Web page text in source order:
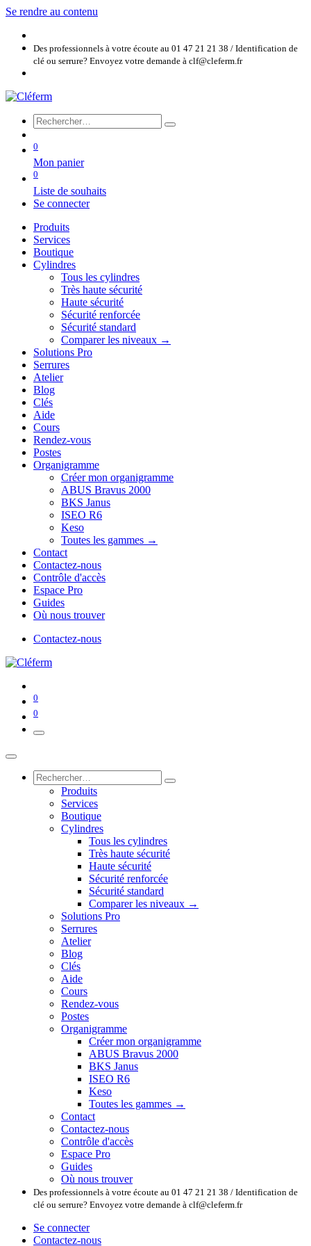
Se rendre au contenu
Des professionnels à votre écoute au 01 47 21 21 38 / Identification de
clé ou serrure? Envoyez votre demande à clf@cleferm.fr
0
Mon panier
0
Liste de souhaits
Se connecter
Produits
Services
Boutique
Cylindres
Tous les cylindres
Très haute sécurité
Haute sécurité
Sécurité renforcée
Sécurité standard
Comparer les niveaux →
Solutions Pro
Serrures
Atelier
Blog
Clés
Aide
Cours
Rendez-vous
Postes
Organigramme
Créer mon organigramme
ABUS Bravus 2000
BKS Janus
ISEO R6
Keso
Toutes les gammes →
Contact
Contactez-nous
Contrôle d'accès
Espace Pro
Guides
Où nous trouver
Contactez-nous
0
0
Produits
Services
Boutique
Cylindres
Tous les cylindres
Très haute sécurité
Haute sécurité
Sécurité renforcée
Sécurité standard
Comparer les niveaux →
Solutions Pro
Serrures
Atelier
Blog
Clés
Aide
Cours
Rendez-vous
Postes
Organigramme
Créer mon organigramme
ABUS Bravus 2000
BKS Janus
ISEO R6
Keso
Toutes les gammes →
Contact
Contactez-nous
Contrôle d'accès
Espace Pro
Guides
Où nous trouver
Des professionnels à votre écoute au 01 47 21 21 38 / Identification de
clé ou serrure? Envoyez votre demande à clf@cleferm.fr
Se connecter
Contactez-nous